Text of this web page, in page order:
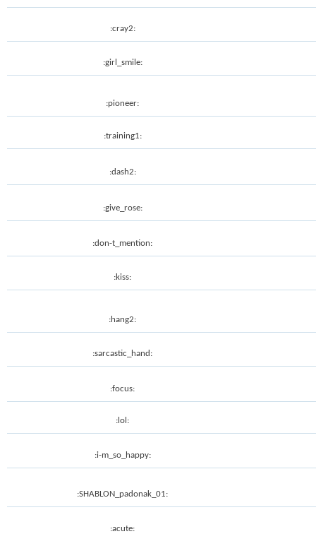
:cray2:
:girl_smile:
:pioneer:
:training1:
:dash2:
:give_rose:
:don-t_mention:
:kiss:
:hang2:
:sarcastic_hand:
:focus:
:lol:
:i-m_so_happy:
:SHABLON_padonak_01:
:acute: